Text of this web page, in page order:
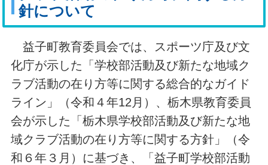
針について
益子町教育委員会では、スポーツ庁及び文
化庁が示した「学校部活動及び新たな地域ク
ラブ活動の在り方等に関する総合的なガイド
ライン」（令和４年12月）、栃木県教育委員
会が示した「栃木県学校部活動及び新たな地
域クラブ活動の在り方等に関する方針」（令
和６年３月）に基づき、「益子町学校部活動